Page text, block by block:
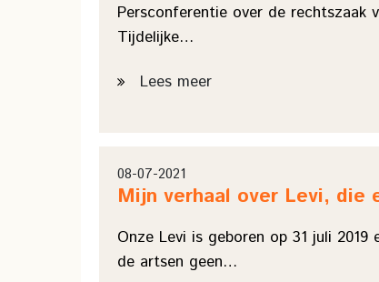
Persconferentie over de rechtszaak
Tijdelijke…
Lees meer
08-07-2021
Mijn verhaal over Levi, die
Onze Levi is geboren op 31 juli
de artsen geen…